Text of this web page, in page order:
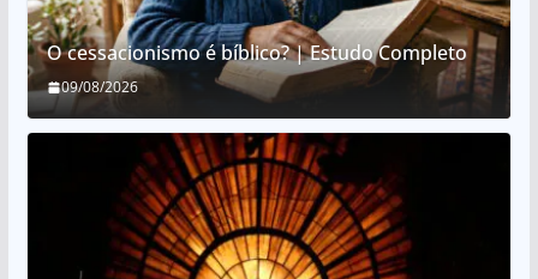
O cessacionismo é bíblico? | Estudo Completo
09/08/2026